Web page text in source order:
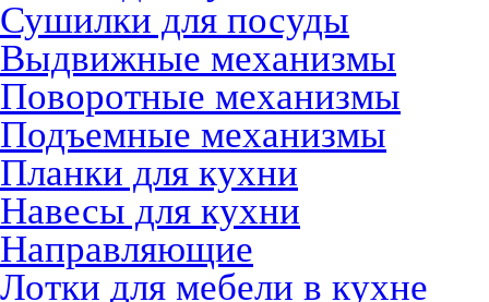
Сушилки для посуды
Выдвижные механизмы
Поворотные механизмы
Подъемные механизмы
Планки для кухни
Навесы для кухни
Направляющие
Лотки для мебели в кухне